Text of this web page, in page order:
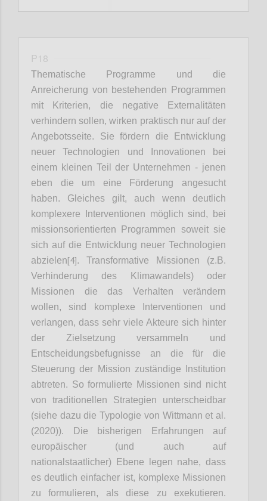
P18
Thematische Programme und die
Anreicherung von bestehenden Programmen
mit Kriterien, die negative Externalitäten
verhindern sollen, wirken praktisch nur auf der
Angebotsseite. Sie fördern die Entwicklung
neuer Technologien und Innovationen bei
einem kleinen Teil der Unternehmen - jenen
eben die um eine Förderung angesucht
haben. Gleiches gilt, auch wenn deutlich
komplexere Interventionen möglich sind, bei
missionsorientierten Programmen soweit sie
sich auf die Entwicklung neuer Technologien
abzielen[4]. Transformative Missionen (z.B.
Verhinderung des Klimawandels) oder
Missionen die das Verhalten verändern
wollen, sind komplexe Interventionen und
verlangen, dass sehr viele Akteure sich hinter
der Zielsetzung versammeln und
Entscheidungsbefugnisse an die für die
Steuerung der Mission zuständige Institution
abtreten. So formulierte Missionen sind nicht
von traditionellen Strategien unterscheidbar
(siehe dazu die Typologie von Wittmann et al.
(2020)). Die bisherigen Erfahrungen auf
europäischer (und auch auf
nationalstaatlicher) Ebene legen nahe, dass
es deutlich einfacher ist, komplexe Missionen
zu formulieren, als diese zu exekutieren.